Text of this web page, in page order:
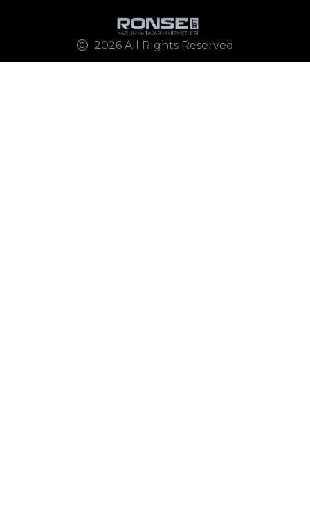
2026 All Rights Reserved